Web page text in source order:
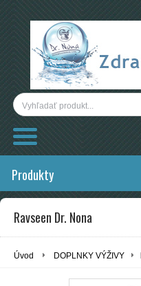
Produkty
Ravseen Dr. Nona
Úvod DOPLNKY VÝŽIVY